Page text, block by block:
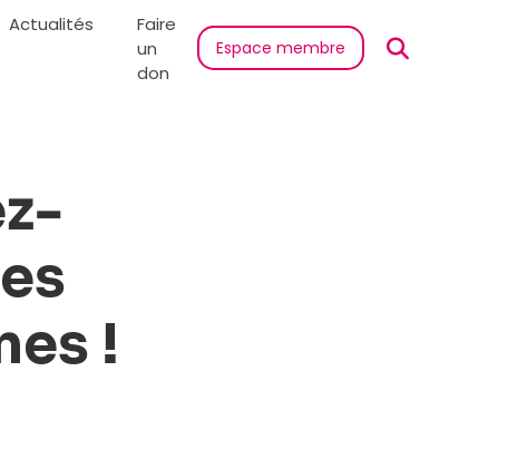
Actualités
Faire
un
don
Espace membre
!